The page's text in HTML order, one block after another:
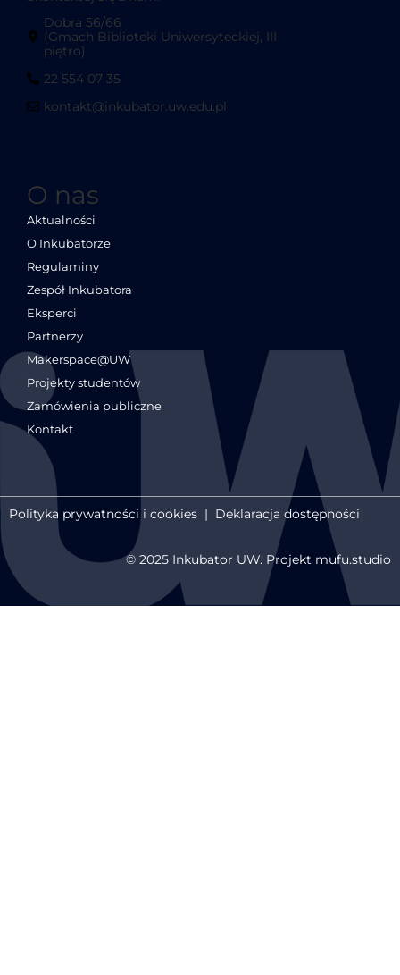
Dobra 56/66
(Gmach Biblioteki Uniwersyteckiej, III
piętro)
22 554 07 35
kontakt@inkubator.uw.edu.pl
O nas
Aktualności
O Inkubatorze
Regulaminy
Zespół Inkubatora
Eksperci
Partnerzy
Makerspace@UW
Projekty studentów
Zamówienia publiczne
Kontakt
Polityka prywatności i cookies | Deklaracja dostępności
© 2025 Inkubator UW. Projekt mufu.studio